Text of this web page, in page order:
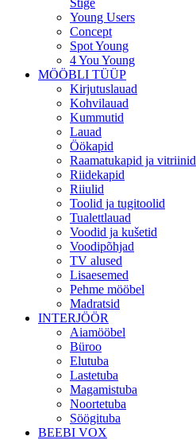
Young Users
Concept
Spot Young
4 You Young
MÖÖBLI TÜÜP
Kirjutuslauad
Kohvilauad
Kummutid
Lauad
Öökapid
Raamatukapid ja vitriinid
Riidekapid
Riiulid
Toolid ja tugitoolid
Tualettlauad
Voodid ja kušetid
Voodipõhjad
TV alused
Lisaesemed
Pehme mööbel
Madratsid
INTERJÖÖR
Aiamööbel
Büroo
Elutuba
Lastetuba
Magamistuba
Noortetuba
Söögituba
BEEBI VOX